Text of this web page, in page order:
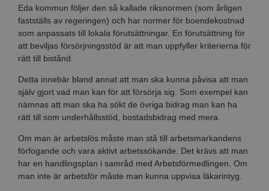
Eda kommun följer den så kallade riksnormen (som årligen
fastställs av regeringen) och har normer för boendekostnad
som anpassats till lokala förutsättningar. En förutsättning för
att beviljas försörjningsstöd är att man uppfyller kriterierna för
rätt till bistånd.
Detta innebär bland annat att man ska kunna påvisa att man
själv gjort vad man kan för att försörja sig. Som exempel kan
nämnas att man ska ha sökt de övriga bidrag man kan ha
rätt till som underhållsstöd, bostadsbidrag med mera.
Om man är arbetslös måste man stå till arbetsmarkandens
förfogande och vara aktivt arbetssökande. Det krävs att man
har en handlingsplan i samråd med Arbetsförmedlingen. Om
man inte är arbetsför måste man kunna uppvisa läkarintyg.